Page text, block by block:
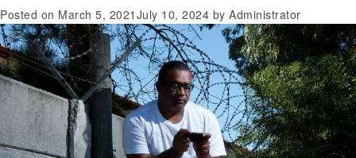
Posted on March 5, 2021 July 10, 2024 by Administrator